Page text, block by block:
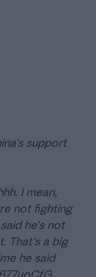
support
I mean,
not fighting
he’s not
That’s a big
he said